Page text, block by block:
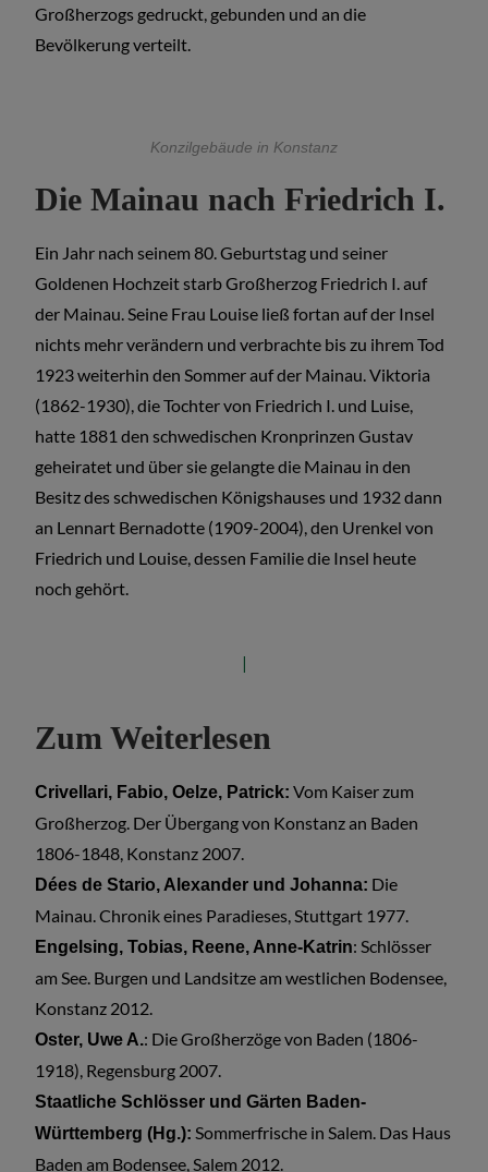
Großherzogs gedruckt, gebunden und an die
Bevölkerung verteilt.
Konzilgebäude in Konstanz
Die Mainau nach Friedrich I.
Ein Jahr nach seinem 80. Geburtstag und seiner
Goldenen Hochzeit starb Großherzog Friedrich I. auf
der Mainau. Seine Frau Louise ließ fortan auf der Insel
nichts mehr verändern und verbrachte bis zu ihrem Tod
1923 weiterhin den Sommer auf der Mainau. Viktoria
(1862-1930), die Tochter von Friedrich I. und Luise,
hatte 1881 den schwedischen Kronprinzen Gustav
geheiratet und über sie gelangte die Mainau in den
Besitz des schwedischen Königshauses und 1932 dann
an Lennart Bernadotte (1909-2004), den Urenkel von
Friedrich und Louise, dessen Familie die Insel heute
noch gehört.
|
Zum Weiterlesen
Crivellari, Fabio, Oelze, Patrick: Vom Kaiser zum
Großherzog. Der Übergang von Konstanz an Baden
1806-1848, Konstanz 2007.
Dées de Stario, Alexander und Johanna: Die
Mainau. Chronik eines Paradieses, Stuttgart 1977.
Engelsing, Tobias, Reene, Anne-Katrin: Schlösser
am See. Burgen und Landsitze am westlichen Bodensee,
Konstanz 2012.
Oster, Uwe A.: Die Großherzöge von Baden (1806-
1918), Regensburg 2007.
Staatliche Schlösser und Gärten Baden-
Württemberg (Hg.): Sommerfrische in Salem. Das Haus
Baden am Bodensee, Salem 2012.